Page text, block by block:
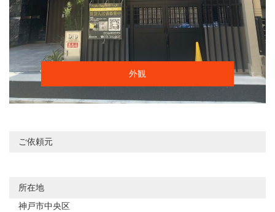
外観
ご依頼元
所在地
神戸市中央区